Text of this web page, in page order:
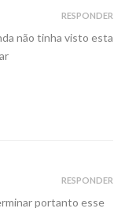
não tinha visto esta
RESPONDER
portanto esse
RESPONDER